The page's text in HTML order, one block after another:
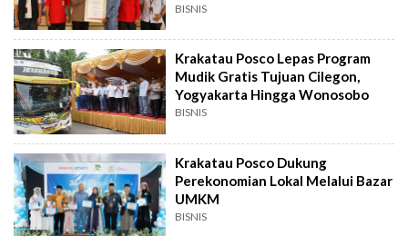
BISNIS
Krakatau Posco Lepas Program
Mudik Gratis Tujuan Cilegon,
Yogyakarta Hingga Wonosobo
BISNIS
Krakatau Posco Dukung
Perekonomian Lokal Melalui Bazar
UMKM
BISNIS